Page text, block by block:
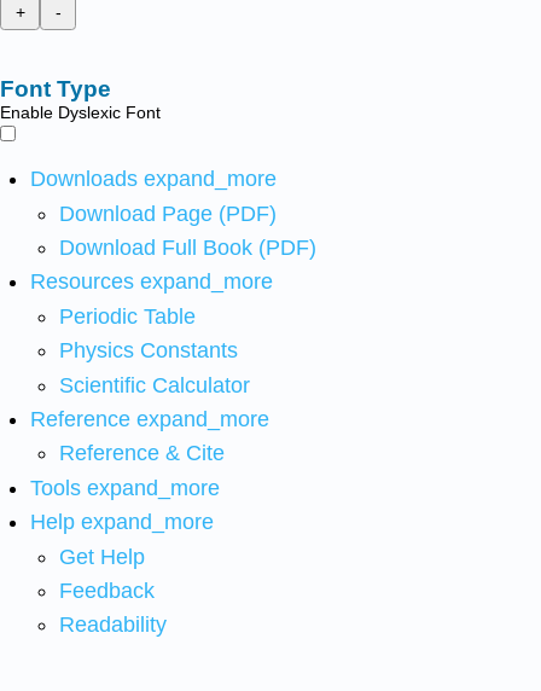
+
-
Font Type
Enable Dyslexic Font
Downloads expand_more
Download Page (PDF)
Download Full Book (PDF)
Resources expand_more
Periodic Table
Physics Constants
Scientific Calculator
Reference expand_more
Reference & Cite
Tools expand_more
Help expand_more
Get Help
Feedback
Readability